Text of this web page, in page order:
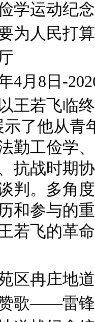
学运动纪
为人民打
4月8日-
王若飞临
了他从青
勤工俭学
抗战时期
判。多角
和参与的
若飞的革
区冉庄地
歌——雷